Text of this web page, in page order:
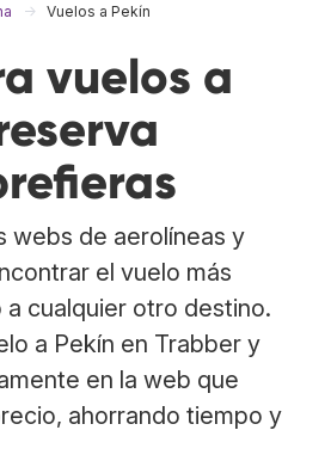
Vuelos a Pekín
vuelos a
webs de aerolíneas y
el vuelo más
a cualquier otro destino.
a Pekín en Trabber y
en la web que
ahorrando tiempo y